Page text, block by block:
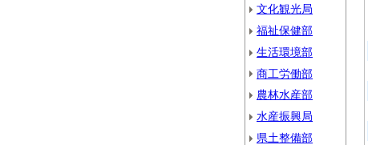
文化観光局
福祉保健部
生活環境部
商工労働部
農林水産部
水産振興局
県土整備部